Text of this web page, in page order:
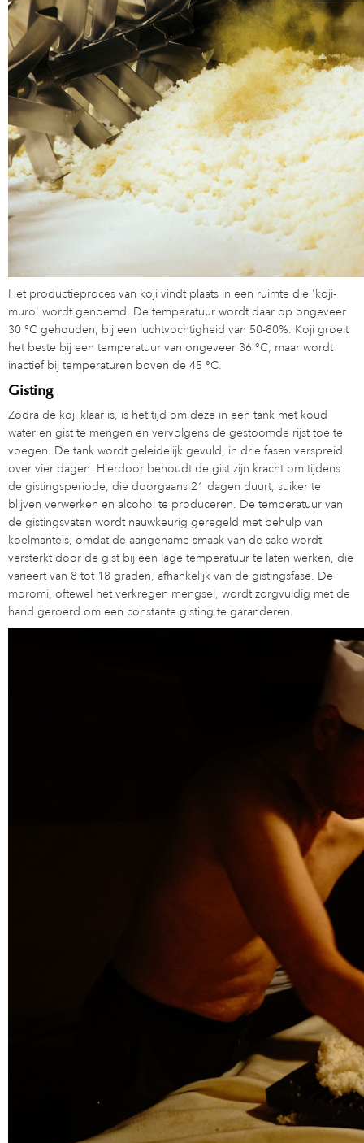
Het productieproces van koji vindt plaats in een ruimte die 'koji-
muro' wordt genoemd. De temperatuur wordt daar op ongeveer
30 °C gehouden, bij een luchtvochtigheid van 50-80%. Koji groeit
het beste bij een temperatuur van ongeveer 36 °C, maar wordt
inactief bij temperaturen boven de 45 °C.
Gisting
Zodra de koji klaar is, is het tijd om deze in een tank met koud
water en gist te mengen en vervolgens de gestoomde rijst toe te
voegen. De tank wordt geleidelijk gevuld, in drie fasen verspreid
over vier dagen. Hierdoor behoudt de gist zijn kracht om tijdens
de gistingsperiode, die doorgaans 21 dagen duurt, suiker te
blijven verwerken en alcohol te produceren. De temperatuur van
de gistingsvaten wordt nauwkeurig geregeld met behulp van
koelmantels, omdat de aangename smaak van de sake wordt
versterkt door de gist bij een lage temperatuur te laten werken, die
varieert van 8 tot 18 graden, afhankelijk van de gistingsfase. De
moromi, oftewel het verkregen mengsel, wordt zorgvuldig met de
hand geroerd om een constante gisting te garanderen.